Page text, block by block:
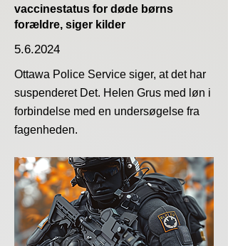
vaccinestatus for døde børns
forældre, siger kilder
5.6.2024
Ottawa Police Service siger, at det har
suspenderet Det. Helen Grus med løn i
forbindelse med en undersøgelse fra
fagenheden.